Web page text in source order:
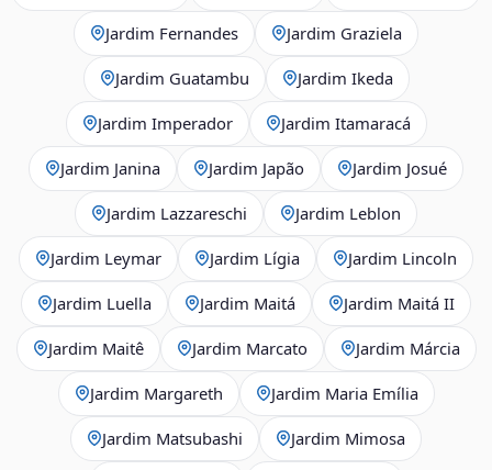
Jardim Fernandes Jardim Graziela
Jardim Guatambu Jardim Ikeda
Jardim Imperador Jardim Itamaracá
Jardim Janina Jardim Japão Jardim Josué
Jardim Lazzareschi Jardim Leblon
Jardim Leymar Jardim Lígia Jardim Lincoln
Jardim Luella Jardim Maitá Jardim Maitá II
Jardim Maitê Jardim Marcato Jardim Márcia
Jardim Margareth Jardim Maria Emília
Jardim Matsubashi Jardim Mimosa